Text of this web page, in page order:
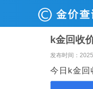
k金回收
发布时间：
今日k金回